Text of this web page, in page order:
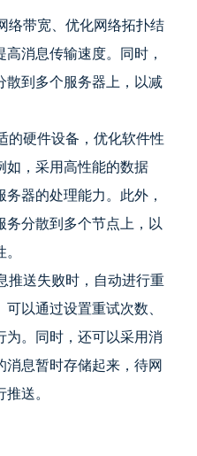
络带宽、优化网络拓扑结
消息传输速度。同时，
散到多个服务器上，以减
的硬件设备，优化软件性
如，采用高性能的数据
器的处理能力。此外，
分散到多个节点上，以
推送失败时，自动进行重
以通过设置重试次数、
。同时，还可以采用消
息暂时存储起来，待网
送。